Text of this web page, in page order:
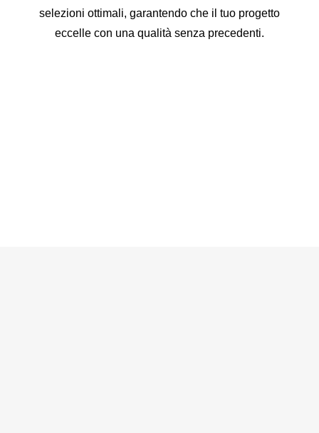
selezioni ottimali, garantendo che il tuo progetto
eccelle con una qualità senza precedenti.